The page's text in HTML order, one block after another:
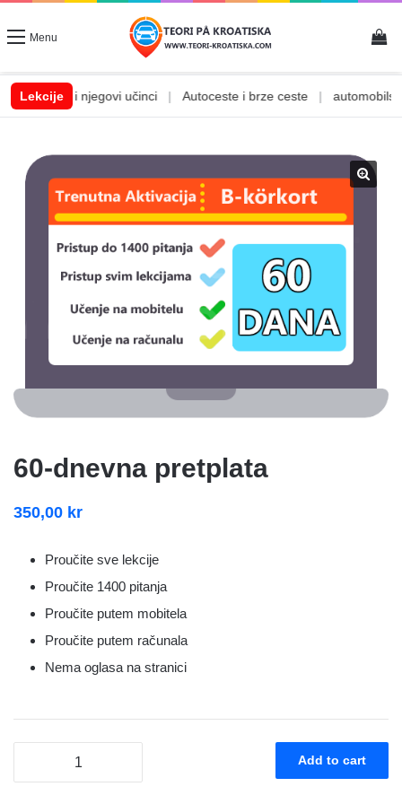
Menu
Lekcije
Alkohol i njegovi učinci | Autoceste i brze ceste | automobilske
60-dnevna pretplata
350,00 kr
Proučite sve lekcije
Proučite 1400 pitanja
Proučite putem mobitela
Proučite putem računala
Nema oglasa na stranici
Add to cart